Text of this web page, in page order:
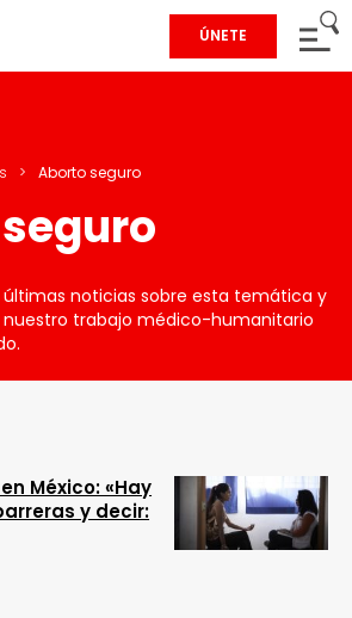
ÚNETE
> Aborto seguro
noticias sobre esta temática y
trabajo médico-humanitario
México: «Hay
y decir: